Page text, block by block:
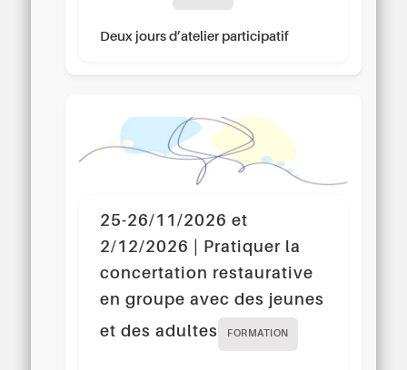
Deux jours d’atelier participatif
25-26/11/2026 et
2/12/2026 | Pratiquer la
concertation restaurative
en groupe avec des jeunes
et des adultes
FORMATION